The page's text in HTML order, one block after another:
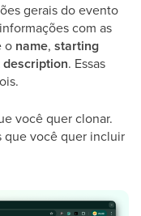
gerais do evento
com as
o name, starting
. Essas
você quer clonar.
que você quer incluir